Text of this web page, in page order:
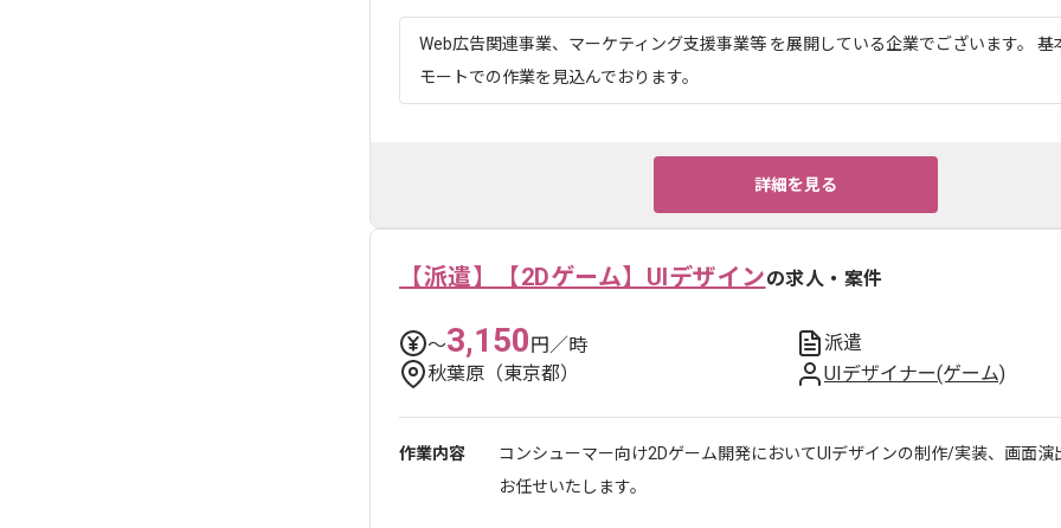
Web広告関連事業、マーケティング支援事業等 を展開している企業でございます。 基
モートでの作業を見込んでおります。
詳細を見る
【派遣】【2Dゲーム】UIデザインの求人・案件
〜3,150円／時
派遣
秋葉原（東京都）
UIデザイナー(ゲーム)
作業内容
コンシューマー向け2Dゲーム開発においてUIデザインの制作/実装、画面演
お任せいたします。